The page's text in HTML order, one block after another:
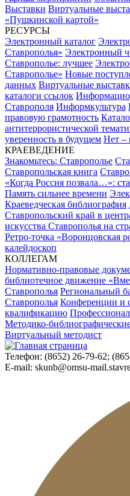
Выставки Виртуальные
«Пушкинской картой»
РЕСУРСЫ
Электронный каталог
Ставрополья» Электронный
Ставрополье: лучшее
Ставрополье» Новые
данных Виртуальные
каталоги ссылок
Ставрополя Информкультура
правовую грамотность
антитеррористической
уверенность в будущем Нет –
КРАЕВЕДЕНИЕ
Знакомьтесь: Ставрополье
Ставропольская книга
«Когда Россия позвала…»:
Память сильнее времени
Краеведческая библиография
Ставропольский край в
искусства Ставрополья на
Ретро-точка «Воронцовская
калейдоскоп
КОЛЛЕГАМ
Нормативно-правовые
библиотечное движение
Ставрополья Региональный
Ставрополья Конференции и
квалификацию
Методико-
Виртуальный методист
Телефон: (8652) 26-79-62;
E-mail: skunb@omsu-